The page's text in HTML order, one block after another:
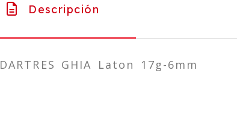
Descripción
DARTRES GHIA Laton 17g-6mm